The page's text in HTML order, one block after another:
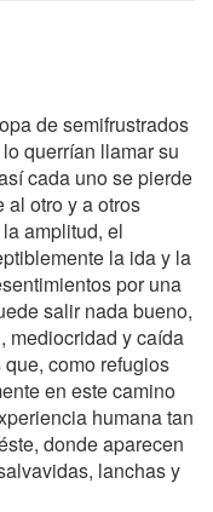
de semifrustrados
querrían llamar su
cada uno se pierde
al otro y a otros
amplitud, el
la ida y la
por una
salir nada bueno,
mediocridad y caída
como refugios
en este camino
humana tan
donde aparecen
lanchas y